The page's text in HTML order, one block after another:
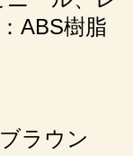
ABS樹脂
ラウン